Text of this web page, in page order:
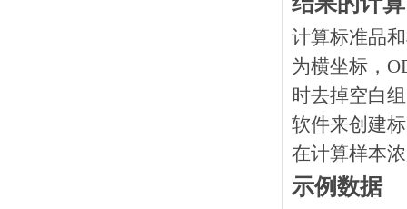
计算标准品
为横坐标，
时去掉空白
软件来创建
在计算样本
示例数据